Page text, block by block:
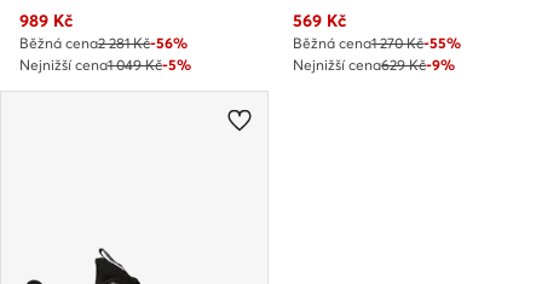
Aktuální cena
989 Kč
Běžná cena2 281 Kč-56%
Nejnižší cena1 049 Kč-5%
Aktuální cena
569 Kč
Běžná cena1 270 Kč-55%
Nejnižší cena629 Kč-9%